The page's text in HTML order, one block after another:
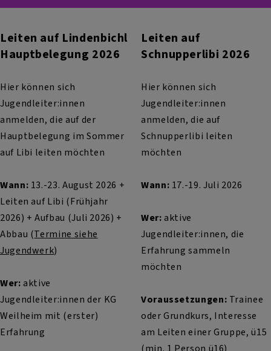
Leiten auf Lindenbichl
Hauptbelegung 2026
Hier können sich
Jugendleiter:innen
anmelden, die auf der
Hauptbelegung im Sommer
auf Libi leiten möchten
Wann: 13.-23. August 2026 +
Leiten auf Libi (Frühjahr
2026) + Aufbau (Juli 2026) +
Abbau (Termine siehe
Jugendwerk)
Wer:aktive
Jugendleiter:innen der KG
Weilheim mit (erster)
Erfahrung
Leiten auf
Schnupperlibi 2026
Hier können sich
Jugendleiter:innen
anmelden, die auf
Schnupperlibi leiten
möchten
Wann: 17.-19. Juli 2026
Wer:aktive
Jugendleiter:innen, die
Erfahrung sammeln
möchten
Voraussetzungen: Trainee
oder Grundkurs, Interesse
am Leiten einer Gruppe, ü15
(min. 1 Person ü16)